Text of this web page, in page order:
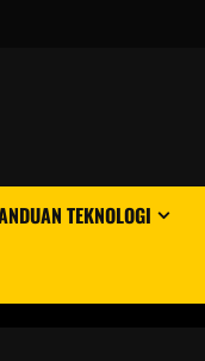
TEKNOLOGI